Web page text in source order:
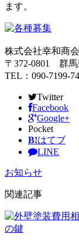
ます。
株式会社幸和商会
〒372-0801 群馬
TEL：090-7199-
Twitter
Facebook
Google+
Pocket
B!はてブ
LINE
お知らせ
関連記事